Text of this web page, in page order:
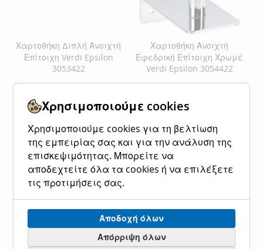
Χαρτοθήκη Διπλή Ανοιχτή
Επίτοιχη Verdi Epsilon
3053422
Ειδική
64,00 € Κανονική τιμή 79,36 €
Προσθήκη στο Καλάθι
ΠΡΟΣΘΉΚΗ
ΣΤΗ
ΛΊΣΤΑ
ΕΠΙΘΥΜΙΏΝ
ΠΡΟΣΘΉΚΗ
ΓΙΑ
ΣΎΓΚΡΙΣΗ
Χαρτοθήκη Ανοιχτή
Εφεδρική Επίτοιχη Χρωμέ
Verdi Epsilon 3054422
Ειδική
50,00 € Κανονική τιμή 62,00 €
ΠΡΟΣΘΉΚΗ
ΛΊΣΤΑ
ΕΠΙΘΥΜΙΏΝ
ΠΡΟΣΘΉΚΗ
ΣΎΓΚΡΙΣΗ
Χρησιμοποιούμε cookies
Χρησιμοποιούμε cookies για τη βελτίωση
της εμπειρίας σας και για την ανάλυση της
επισκεψιμότητας. Μπορείτε να
αποδεχτείτε όλα τα cookies ή να επιλέξετε
τις προτιμήσεις σας.
Αποδοχή όλων
Απόρριψη όλων